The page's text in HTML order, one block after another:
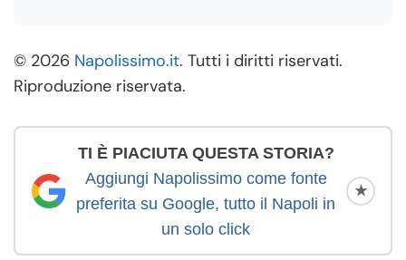
© 2026 Napolissimo.it. Tutti i diritti riservati.
Riproduzione riservata.
TI È PIACIUTA QUESTA STORIA?
Aggiungi Napolissimo come fonte
preferita su Google, tutto il Napoli in
un solo click
★